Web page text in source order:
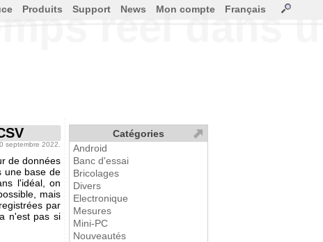
réel dans
septembre 2022.
de données
une base de
l'idéal, on
mais
par
n'est pas si
Produits Support News Mon compte Français
Catégories
Android
Banc d'essai
Bricolages
Divers
Electronique
Mesures
Mini-PC
Nouveautés